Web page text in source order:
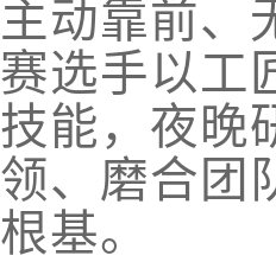
主动靠前、
赛选手以工
技能，夜晚
领、磨合团
根基。